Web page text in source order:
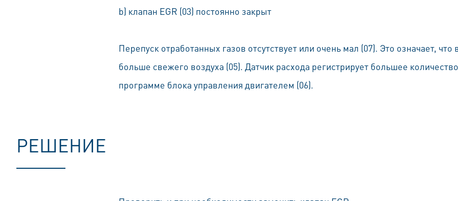
b) клапан EGR (03) постоянно закрыт
Перепуск отработанных газов отсутствует или очень мал (07). Это означает,
больше свежего воздуха (05). Датчик расхода регистрирует большее
программе блока управления двигателем (06).
РЕШЕНИЕ